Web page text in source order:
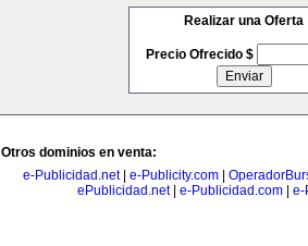
Realizar una Oferta
Precio Ofrecido $
Otros dominios en venta:
e-Publicidad.net| e-Publicity.com|
ePublicidad.net| e-Publicidad.com e-